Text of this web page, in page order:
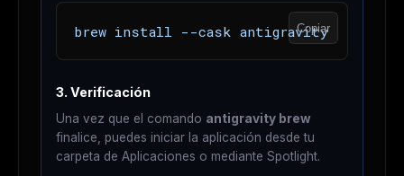
brew install --cask antigravity
Copiar
3. Verificación
Una vez que el comando antigravity brew
finalice, puedes iniciar la aplicación desde tu
carpeta de Aplicaciones o mediante Spotlight.